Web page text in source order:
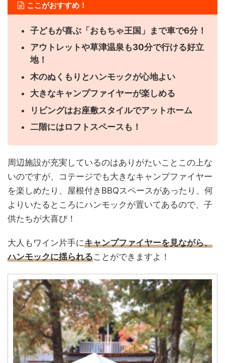
ここがおすすめ！
子どもが喜ぶ「おもちゃ王国」まで車で6分！
アウトレットや草津温泉も30分で行ける好立
地！
木のぬくもりとハンモックが心地よい
大きなキャンプファイヤーが楽しめる
リビングはお座敷スタイルでアットホーム
二階にはロフトスペースも！
周辺施設が充実しているのはありがたいことこの上な
いのですが、コテージでも大きなキャンプファイヤー
を楽しめたり、屋根付きBBQスペースがあったり、何
よりいたるところにハンモックが置いてあるので、子
供たちが大喜び！
大人もワイン片手にキャンプファイヤーを見ながら、
ハンモックに揺られることができますよ！